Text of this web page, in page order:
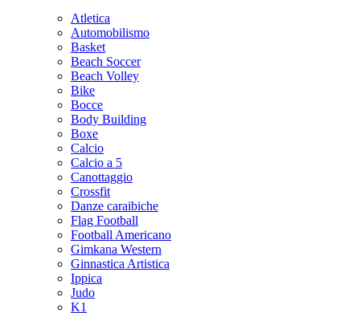
Atletica
Automobilismo
Basket
Beach Soccer
Beach Volley
Bike
Bocce
Body Building
Boxe
Calcio
Calcio a 5
Canottaggio
Crossfit
Danze caraibiche
Flag Football
Football Americano
Gimkana Western
Ginnastica Artistica
Ippica
Judo
K1